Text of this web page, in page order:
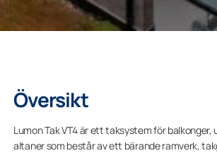
Översikt
Lumon Tak VT4 är ett taksystem förbalkonger,
altaner som består av ett bärande ramverk,